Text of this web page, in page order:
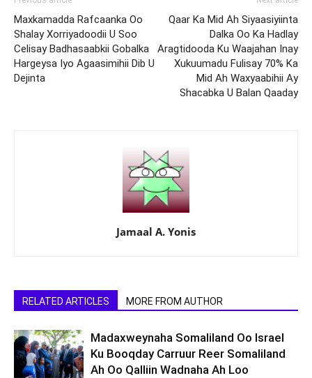
Maxkamadda Rafcaanka Oo
Shalay Xorriyadoodii U Soo
Celisay Badhasaabkii Gobalka
Hargeysa Iyo Agaasimihii Dib U
Dejinta
Qaar Ka Mid Ah Siyaasiyiinta
Dalka Oo Ka Hadlay
Aragtidooda Ku Waajahan Inay
Xukuumadu Fulisay 70% Ka
Mid Ah Waxyaabihii Ay
Shacabka U Balan Qaaday
Jamaal A. Yonis
RELATED ARTICLES MORE FROM AUTHOR
Madaxweynaha Somaliland Oo Israel
Ku Booqday Carruur Reer Somaliland
Ah Oo Qalliin Wadnaha Ah Loo